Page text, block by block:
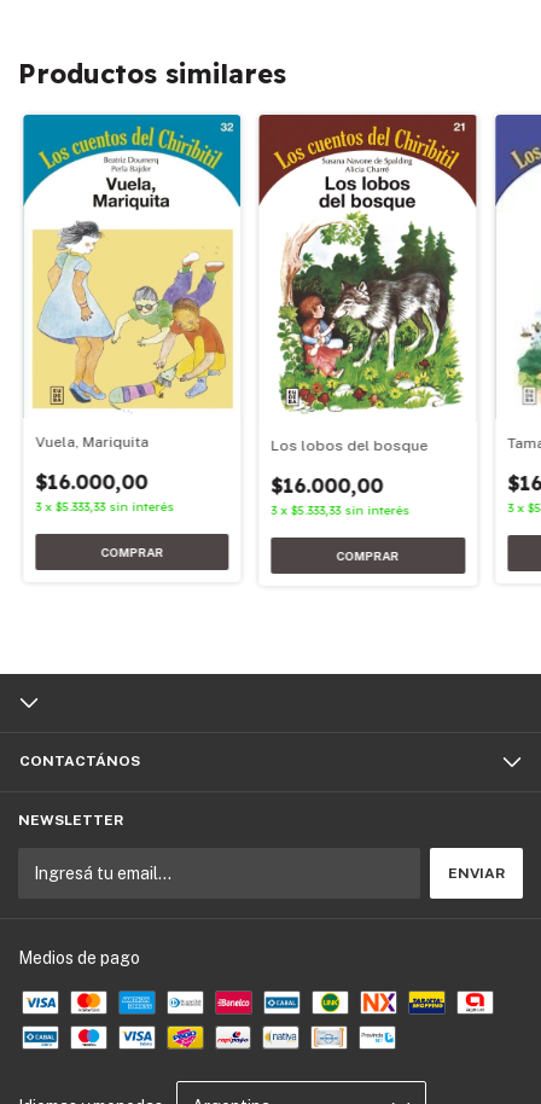
Productos similares
Vuela, Mariquita
$16.000,00
3 x $5.333,33 sin interés
Los lobos del bosque
$16.000,00
3 x$5.333,33 sin interés 3 x
CONTACTÁNOS
NEWSLETTER
Medios de pago